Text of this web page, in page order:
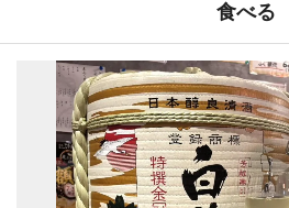
食べる